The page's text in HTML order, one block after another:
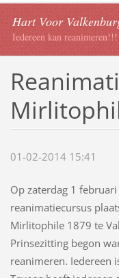
Hart Voor
Iedereen kan reanimeren!!!
01-02-2014 15:41
Op zaterdag 1
reanimatiecursus
Mirlitophile 1879 te
Prinsezitting begon
reanimeren. Iedereen